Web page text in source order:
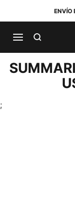
ENVÍO
;